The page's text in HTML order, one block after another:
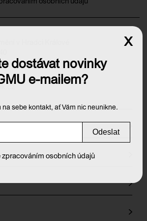
dostávat novinky
e-mailem?
sebe kontakt, ať Vám nic neunikne.
Odeslat
zpracováním osobních údajů
x